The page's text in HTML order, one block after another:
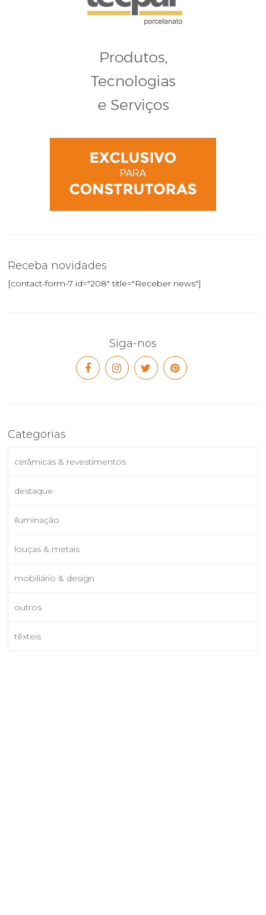
Receba novidades
[contact-form-7 id="208" title="Receber news"]
Siga-nos
Categorias
cerâmicas & revestimentos
destaque
iluminação
louças & metais
mobiliário & design
outros
têxteis